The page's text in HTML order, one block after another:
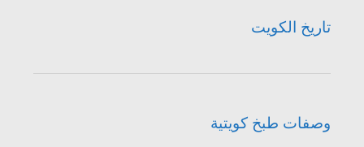
تاريخ الكويت
وصفات طبخ كويتية